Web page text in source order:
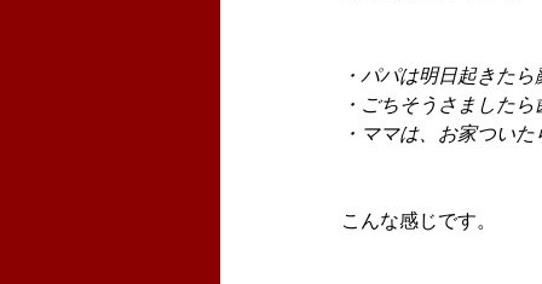
・パパは明日起きた
・ごちそうさました
・ママは、お家つい
こんな感じです。